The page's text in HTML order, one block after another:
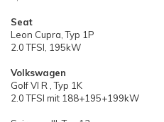
Seat
Leon Cupra, Typ 1P
2.0 TFSI, 195kW
Volkswagen
Golf VI R , Typ 1K
2.0 TFSI mit 188+195+199kW